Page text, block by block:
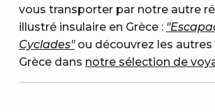
vous transporter par notre autre
illustré insulaire en Grèce :
Cyclades"ou découvrez les autres
Grèce dans notre sélection de